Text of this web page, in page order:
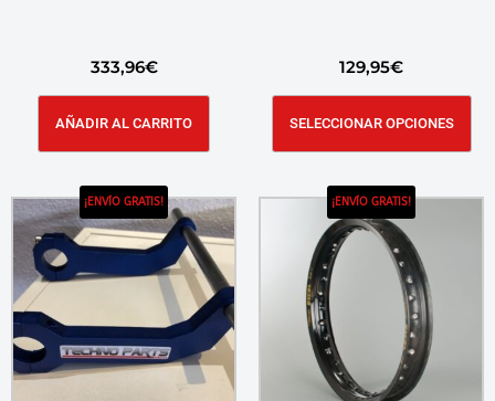
333,96€
AÑADIR AL CARRITO
129,95€
SELECCIONAR OPCIONES
¡ENVÍO GRATIS! ¡ENVÍO GRATIS!